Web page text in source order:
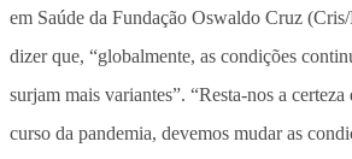
em Saúde da Fundação Oswaldo Cruz
dizer que, “globalmente, as condições
surjam mais variantes”. “Resta-nos a
curso da pandemia, devemos mudar as